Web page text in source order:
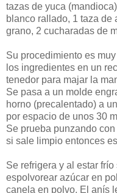
tazas de yuca
blanco rallado, 1 taza de
grano, 2 cucharadas de
Su procedimiento es
los ingredientes en un
tenedor para majar la
Se pasa a un molde
horno (precalentado) a
por espacio de unos 30
Se prueba punzando
si sale limpio entonces
Se refrigera y al estar
espolvorear azúcar en
canela en polvo. El anís